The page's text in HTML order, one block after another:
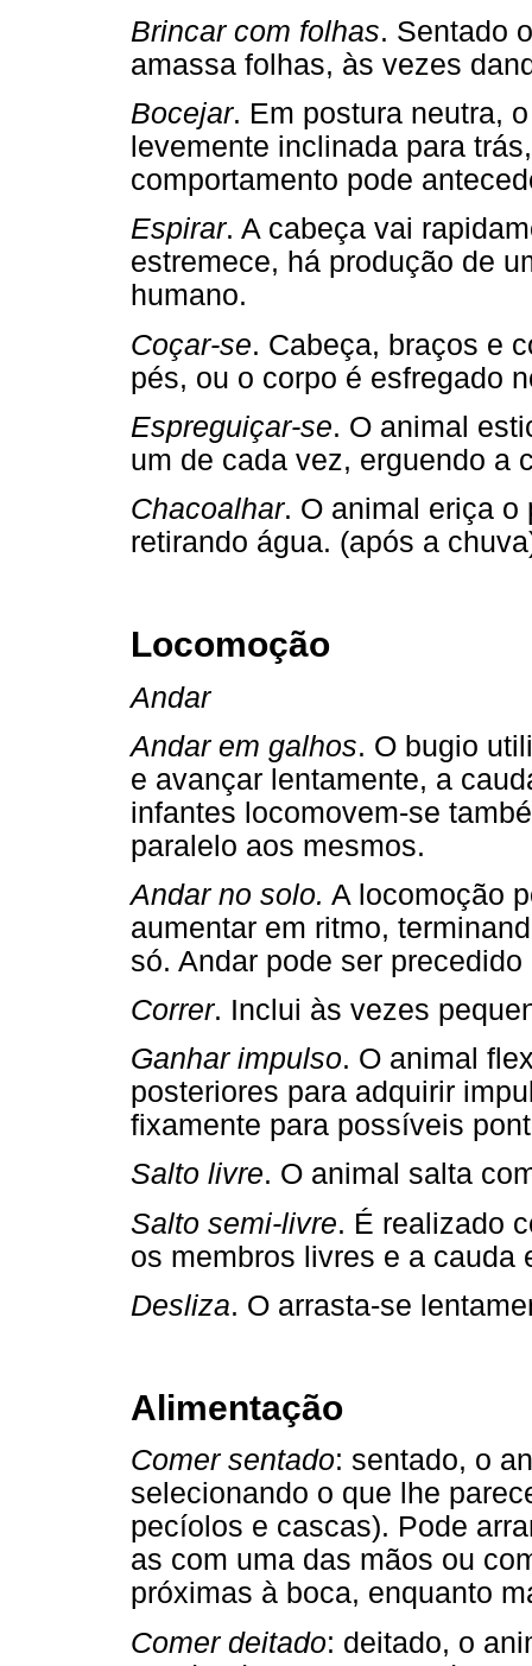
Brincar com folhas. Sentado
amassa folhas, às vezes
Bocejar. Em postura neutra,
levemente inclinada para
comportamento pode
Espirar. A cabeça vai
estremece, há produção de
humano.
Coçar-se. Cabeça, braços e
pés, ou o corpo é esfregado
Espreguiçar-se. O animal
um de cada vez, erguendo a
Chacoalhar. O animal eriça o
retirando água. (após a
Locomoção
Andar
Andar em galhos. O bugio
e avançar lentamente, a
infantes locomovem-se
paralelo aos mesmos.
Andar no solo. A locomoção
aumentar em ritmo,
só. Andar pode ser
Correr. Inclui às vezes
Ganhar impulso. O animal
posteriores para adquirir
fixamente para possíveis
Salto livre. O animal salta
Salto semi-livre. É realizado
os membros livres e a cauda
Desliza. O arrasta-se
Alimentação
Comer sentado: sentado, o
selecionando o que lhe
pecíolos e cascas). Pode
as com uma das mãos ou
próximas à boca, enquanto
Comer deitado: deitado, o